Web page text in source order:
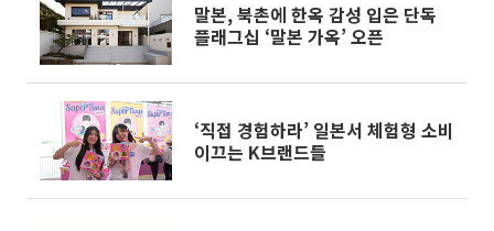
말본, 북촌에 한옥 감성 입은 단독
플래그십 ‘말본 가옥’ 오픈
‘직접 경험하라’ 일본서 체험형 소비
이끄는 K브랜드들